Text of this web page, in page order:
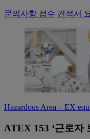
문의사항 접수 견적서
Hazardous Area – EX
ATEX 153 ‘근로자